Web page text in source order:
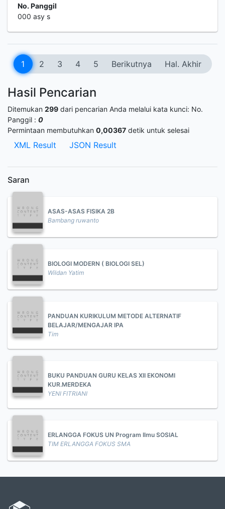
No. Panggil
000 asy s
1 2 3 4 5 Berikutnya Hal. Akhir
Hasil Pencarian
Ditemukan 299 dari pencarian Anda melalui kata kunci: No.
Panggil : 0
Permintaan membutuhkan 0,00367 detik untuk selesai
XML Result JSON Result
Saran
ASAS-ASAS FISIKA 2B
Bambang ruwanto
BIOLOGI MODERN ( BIOLOGI SEL)
Wildan Yatim
PANDUAN KURIKULUM METODE ALTERNATIF
BELAJAR/MENGAJAR IPA
Tim
BUKU PANDUAN GURU KELAS XII EKONOMI
KUR.MERDEKA
YENI FITRIANI
ERLANGGA FOKUS UN Program Ilmu SOSIAL
TIM ERLANGGA FOKUS SMA